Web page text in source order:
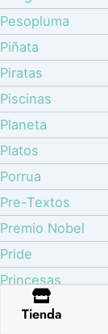
Pesopluma
Piñata
Piratas
Piscinas
Planeta
Platos
Porrua
Pre-Textos
Premio Nobel
Pride
Princesas
Psicología
Tienda